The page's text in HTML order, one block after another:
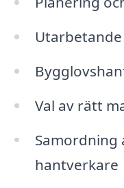
Val av rätt
hantverkare